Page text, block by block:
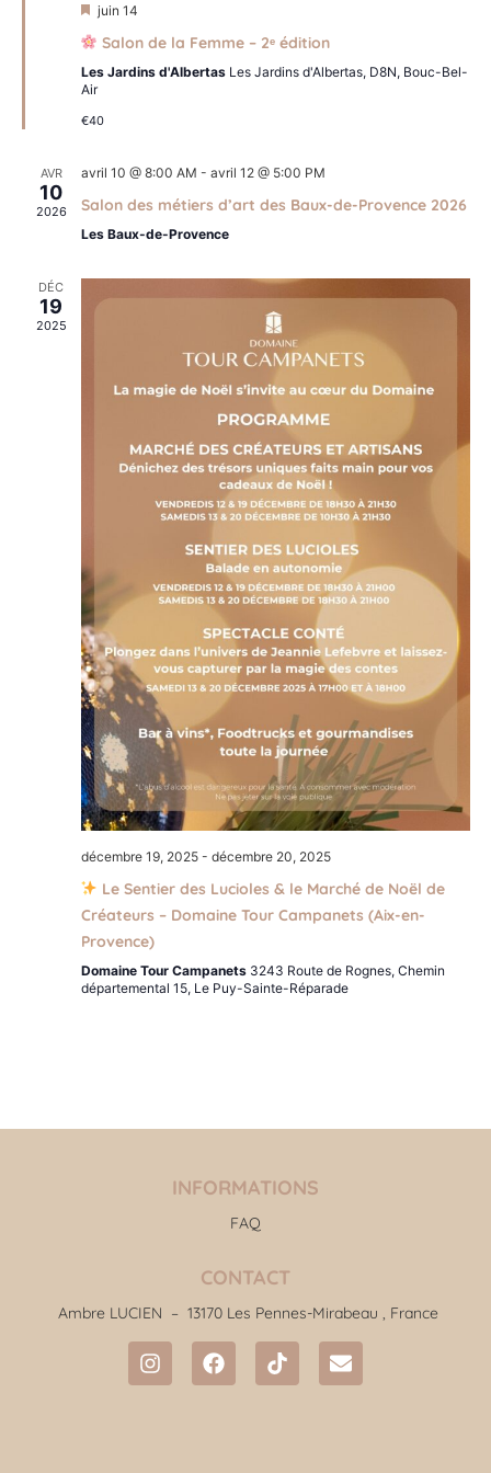
Mis
avant
juin 14
Salon de la Femme – 2ᵉ édition
Les Jardins d'Albertas Les Jardins d'Albertas, D8N, Bouc-Bel-
Air
€40
AVR
10
2026
avril 10 @ 8:00 AM - avril 12 @ 5:00 PM
Salon des métiers d’art des Baux-de-Provence 2026
Les Baux-de-Provence
DÉC
19
2025
décembre 19, 2025- décembre 20, 2025
Le Sentier des Lucioles & le Marché de Noël de
Créateurs – Domaine Tour Campanets (Aix-en-
Provence)
Domaine Tour Campanets 3243 Route de Rognes, Chemin
départemental 15, Le Puy-Sainte-Réparade
CONTACT
Ambre LUCIEN – 13170 Les Pennes-Mirabeau , France
INFORMATIONS
FAQ